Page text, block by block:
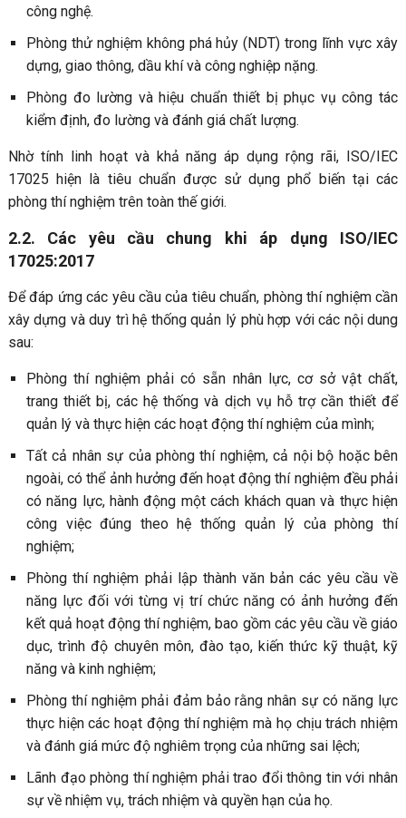
công nghệ.
Phòng thử nghiệm không phá hủy (NDT) trong lĩnh vực xây
dựng, giao thông, dầu khí và công nghiệp nặng.
Phòng đo lường và hiệu chuẩn thiết bị phục vụ công tác
kiểm định, đo lường và đánh giá chất lượng.
Nhờ tính linh hoạt và khả năng áp dụng rộng rãi, ISO/IEC
17025 hiện là tiêu chuẩn được sử dụng phổ biến tại các
phòng thí nghiệm trên toàn thế giới.
2.2. Các yêu cầu chung khi áp dụng ISO/IEC
17025:2017
Để đáp ứng các yêu cầu của tiêu chuẩn, phòng thí nghiệm cần
xây dựng và duy trì hệ thống quản lý phù hợp với các nội dung
sau:
Phòng thí nghiệm phải có sẵn nhân lực, cơ sở vật chất,
trang thiết bị, các hệ thống và dịch vụ hỗ trợ cần thiết để
quản lý và thực hiện các hoạt động thí nghiệm của mình;
Tất cả nhân sự của phòng thí nghiệm, cả nội bộ hoặc bên
ngoài, có thể ảnh hưởng đến hoạt động thí nghiệm đều phải
có năng lực, hành động một cách khách quan và thực hiện
công việc đúng theo hệ thống quản lý của phòng thí
nghiệm;
Phòng thí nghiệm phải lập thành văn bản các yêu cầu về
năng lực đối với từng vị trí chức năng có ảnh hưởng đến
kết quả hoạt động thí nghiệm, bao gồm các yêu cầu về giáo
dục, trình độ chuyên môn, đào tạo, kiến thức kỹ thuật, kỹ
năng và kinh nghiệm;
Phòng thí nghiệm phải đảm bảo rằng nhân sự có năng lực
thực hiện các hoạt động thí nghiệm mà họ chịu trách nhiệm
và đánh giá mức độ nghiêm trọng của những sai lệch;
Lãnh đạo phòng thí nghiệm phải trao đổi thông tin với nhân
sự về nhiệm vụ, trách nhiệm và quyền hạn của họ.